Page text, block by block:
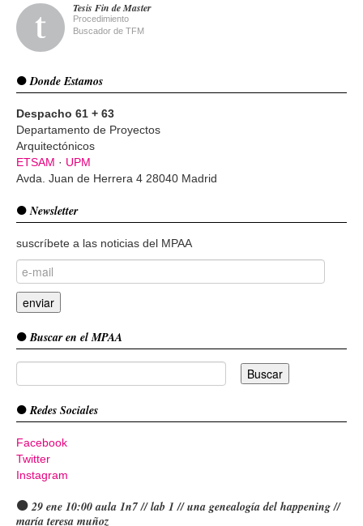
Tesis Fin de Master
Procedimiento
Buscador de TFM
Donde Estamos
Despacho 61 + 63
Departamento de Proyectos
Arquitectónicos
ETSAM · UPM
Avda. Juan de Herrera 4 28040 Madrid
Newsletter
suscríbete a las noticias del MPAA
Buscar en el MPAA
Redes Sociales
Facebook
Twitter
Instagram
29 ene 10:00 aula 1n7 // lab 1 // una genealogía del happening //
maría teresa muñoz